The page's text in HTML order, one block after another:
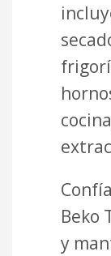
Beko
y